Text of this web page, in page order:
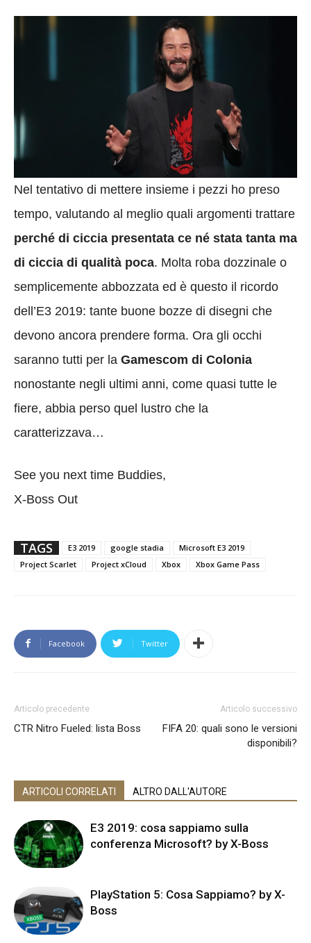
Nel tentativo di mettere insieme i pezzi ho preso
tempo, valutando al meglio quali argomenti trattare
perché di ciccia presentata ce né stata tanta ma
di ciccia di qualità poca. Molta roba dozzinale o
semplicemente abbozzata ed è questo il ricordo
dell’E3 2019: tante buone bozze di disegni che
devono ancora prendere forma. Ora gli occhi
saranno tutti per la Gamescom di Colonia
nonostante negli ultimi anni, come quasi tutte le
fiere, abbia perso quel lustro che la
caratterizzava…
See you next time Buddies,
X-Boss Out
TAGS E3 2019 google stadia
Microsoft E3 2019
Project Scarlet
Project xCloud Xbox Xbox Game Pass
Facebook Twitter
Articolo precedente
CTR Nitro Fueled: lista Boss
Articolo successivo
FIFA 20: quali sono le versioni
disponibili?
ARTICOLI CORRELATI ALTRO DALL'AUTORE
E3 2019: cosa sappiamo sulla
conferenza Microsoft? by X-Boss
PlayStation 5: Cosa Sappiamo? by X-
Boss